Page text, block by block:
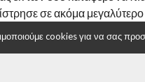
σε ακόμα
Ελληνικής Ομάδας
στο συμβάν και άμεσα
cookies για να σας